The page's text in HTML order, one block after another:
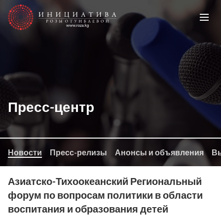
Пресс-центр
Новости Пресс-релизы Анонсы и объявления
Азиатско-Тихоокеанский Региональный
форум по вопросам политики в области
воспитания и образования детей